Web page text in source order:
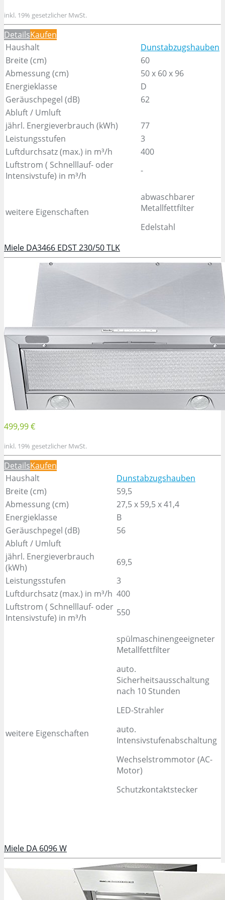
inkl. 19% gesetzlicher MwSt.
DetailsKaufen
Haushalt
Dunstabzugshauben
Breite (cm)
60
Abmessung (cm)
50 x 60 x 96
Energieklasse
D
Geräuschpegel (dB)
62
Abluft / Umluft
jährl. Energieverbrauch (kWh)
77
Leistungsstufen
3
Luftdurchsatz (max.) in m³/h
400
Luftstrom ( Schnelllauf- oder
Intensivstufe) in m³/h
-
weitere Eigenschaften
abwaschbarer
Metallfettfilter
Edelstahl
Miele DA3466 EDST 230/50 TLK
499,99 €
inkl. 19% gesetzlicher MwSt.
DetailsKaufen
Haushalt
Dunstabzugshauben
Breite (cm)
59,5
Abmessung (cm)
27,5 x 59,5 x 41,4
Energieklasse
B
Geräuschpegel (dB)
56
Abluft / Umluft
jährl. Energieverbrauch
(kWh)
69,5
Leistungsstufen
3
Luftdurchsatz (max.) in m³/h 400
Luftstrom ( Schnelllauf- oder
Intensivstufe) in m³/h
550
weitere Eigenschaften
spülmaschinengeeigneter
Metallfettfilter
auto.
Sicherheitsausschaltung
nach 10 Stunden
LED-Strahler
auto.
Intensivstufenabschaltung
Wechselstrommotor (AC-
Motor)
Schutzkontaktstecker
Miele DA 6096 W